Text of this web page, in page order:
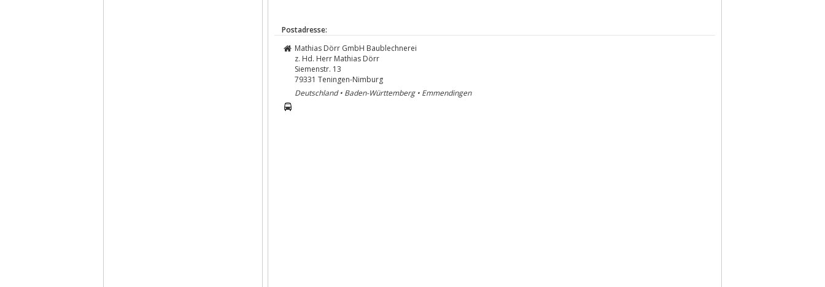
Postadresse:
Mathias Dörr GmbH Baublechnerei
z. Hd. Herr Mathias Dörr
Siemenstr. 13
79331 Teningen-Nimburg
Deutschland • Baden-Württemberg • Emmendingen